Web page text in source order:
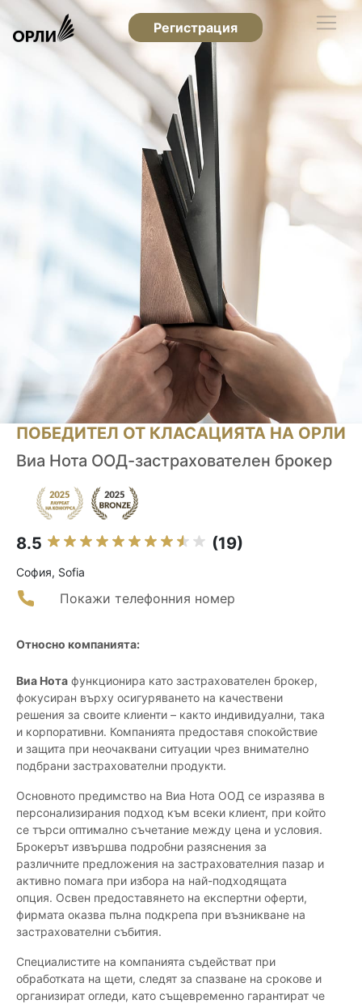
Регистрация
ПОБЕДИТЕЛ ОТ КЛАСАЦИЯТА НА ОРЛИ
Виа Нота ООД-застрахователен брокер
8.5 (19)
София, Sofia
Покажи телефонния номер
Относно компанията:
Виа Нота функционира като застрахователен брокер,
фокусиран върху осигуряването на качествени
решения за своите клиенти – както индивидуални, така
и корпоративни. Компанията предоставя спокойствие
и защита при неочаквани ситуации чрез внимателно
подбрани застрахователни продукти.
Основното предимство на Виа Нота ООД се изразява в
персонализирания подход към всеки клиент, при който
се търси оптимално съчетание между цена и условия.
Брокерът извършва подробни разяснения за
различните предложения на застрахователния пазар и
активно помага при избора на най-подходящата
опция. Освен предоставянето на експертни оферти,
фирмата оказва пълна подкрепа при възникване на
застрахователни събития.
Специалистите на компанията съдействат при
обработката на щети, следят за спазване на срокове и
организират огледи, като същевременно гарантират че